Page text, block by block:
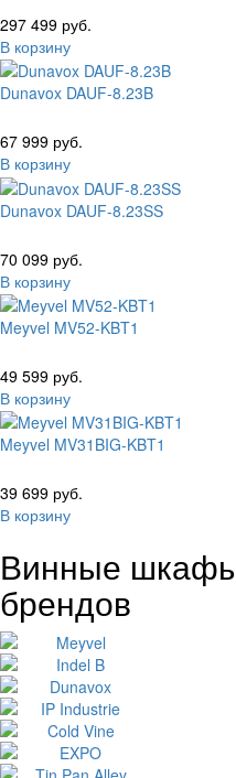
297 499 руб.
В корзину
Dunavox DAUF-8.23B
67 999 руб.
В корзину
Dunavox DAUF-8.23SS
70 099 руб.
В корзину
Meyvel MV52-KBT1
49 599 руб.
В корзину
Meyvel MV31BIG-KBT1
39 699 руб.
В корзину
Винные
брендов